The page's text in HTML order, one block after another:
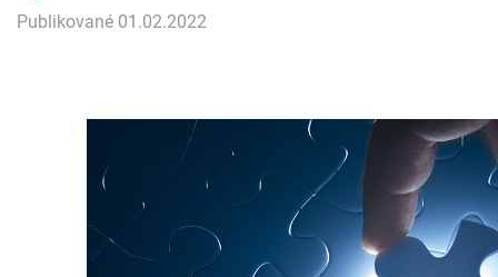
Publikované 01.02.2022